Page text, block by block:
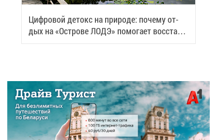
Циф­ро­вой де­токс на при­ро­де: по­че­му от­
дых на «Ост­ро­ве ЛОДЭ» по­мо­га­ет вос­ста­но­
вить си­лы